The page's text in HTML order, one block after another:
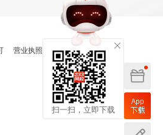
扫一扫，立即下载
营业执照